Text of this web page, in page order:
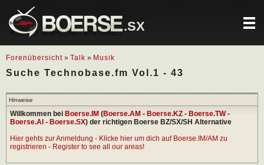
.SX
Forenübersicht » Talk » Musik
Suche Technobase.fm Vol.1 - 43
Hinweise
Willkommen bei Boerse.IM (Boerse.AM - Boerse.KZ - Boerse.TW-
Boerse.AI - Boerse.SX) der richtigen Boerse BZ/SX/SH Alternative
Hier gehts zur Anmeldung - Klicke hier um dich auf Boerse.IM/AM zu
registrieren - Register to see all our areas!